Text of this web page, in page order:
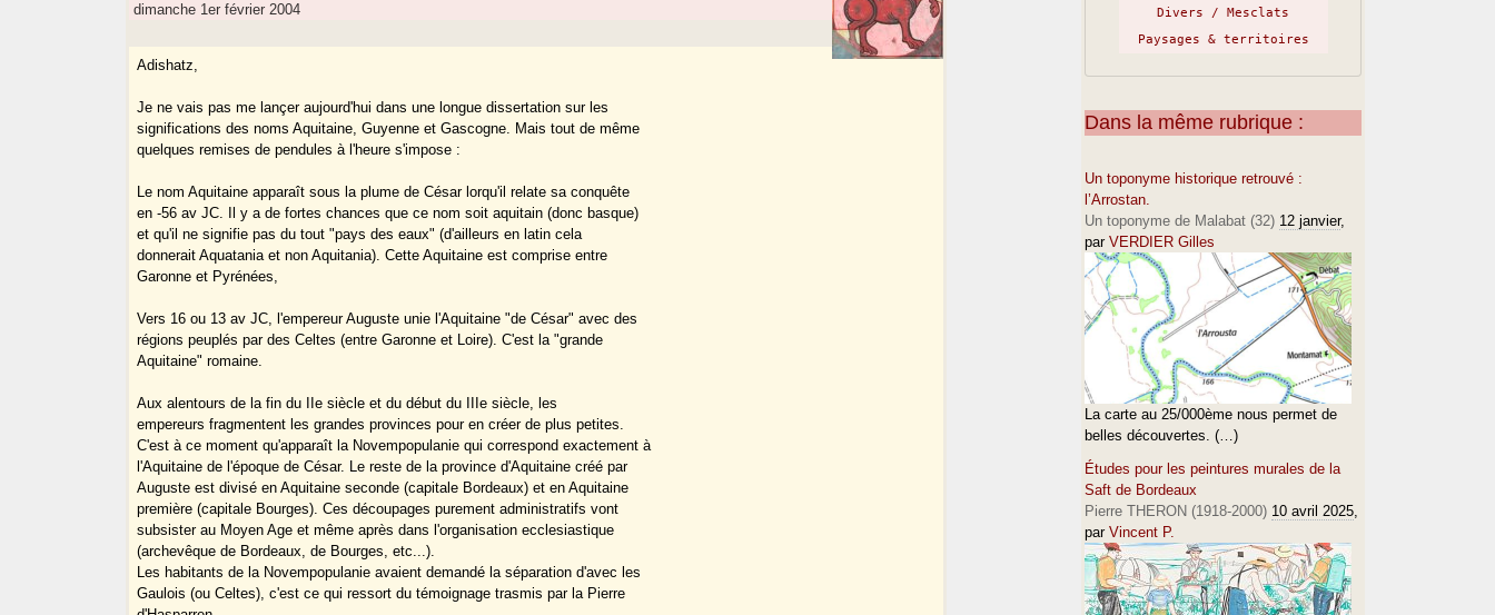
dimanche 1er février 2004
Adishatz,
Je ne vais pas me lançer aujourd'hui dans une longue dissertation sur les
significations des noms Aquitaine, Guyenne et Gascogne. Mais tout de même
quelques remises de pendules à l'heure s'impose :
Le nom Aquitaine apparaît sous la plume de César lorqu'il relate sa conquête
en -56 av JC. Il y a de fortes chances que ce nom soit aquitain (donc basque)
et qu'il ne signifie pas du tout "pays des eaux" (d'ailleurs en latin cela
donnerait Aquatania et non Aquitania). Cette Aquitaine est comprise entre
Garonne et Pyrénées,
Vers 16 ou 13 av JC, l'empereur Auguste unie l'Aquitaine "de César" avec des
régions peuplés par des Celtes (entre Garonne et Loire). C'est la "grande
Aquitaine" romaine.
Aux alentours de la fin du IIe siècle et du début du IIIe siècle, les
empereurs fragmentent les grandes provinces pour en créer de plus petites.
C'est à ce moment qu'apparaît la Novempopulanie qui correspond exactement à
l'Aquitaine de l'époque de César. Le reste de la province d'Aquitaine créé par
Auguste est divisé en Aquitaine seconde (capitale Bordeaux) et en Aquitaine
première (capitale Bourges). Ces découpages purement administratifs vont
subsister au Moyen Age et même après dans l'organisation ecclesiastique
(archevêque de Bordeaux, de Bourges, etc...).
Les habitants de la Novempopulanie avaient demandé la séparation d'avec les
Gaulois (ou Celtes), c'est ce qui ressort du témoignage trasmis par la Pierre
Divers / Mesclats
Paysages & territoires
Dans la même rubrique :
Un toponyme historique retrouvé :
l’Arrostan.
Un toponyme de Malabat (32) 12 janvier,
par VERDIER Gilles
La carte au 25/000ème nous permet de
belles découvertes. (…)
Études pour les peintures murales de la
Saft de Bordeaux
Pierre THERON (1918-2000) 10 avril 2025,
par Vincent P.